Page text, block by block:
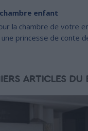
enfant
la chambre de votre
princesse de conte
ARTICLES DU